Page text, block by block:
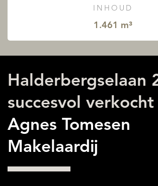
INHOUD
1.461 m³
Halderbergselaan
succesvol
Agnes Tomesen
Makelaardij